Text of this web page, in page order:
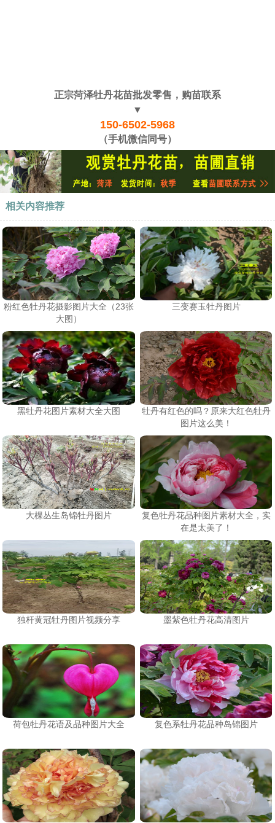
正宗菏泽牡丹花苗批发零售，购苗联系
▼
150-6502-5968
（手机微信同号）
相关内容推荐
粉红色牡丹花摄影图片大全（23张
大图）
三变赛玉牡丹图片
黑牡丹花图片素材大全大图
牡丹有红色的吗？原来大红色牡丹
图片这么美！
大棵丛生岛锦牡丹图片
复色牡丹花品种图片素材大全，实
在是太美了！
独杆黄冠牡丹图片视频分享 墨紫色牡丹花高清图片
荷包牡丹花语及品种图片大全 复色系牡丹花品种岛锦图片